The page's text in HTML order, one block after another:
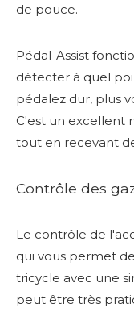
de pouce.
Pédal-Assist
détecter à quel
pédalez dur, plus
C'est un excellent
tout en recevant
Contrôle des
Le contrôle de
qui vous permet
tricycle avec une
peut être très